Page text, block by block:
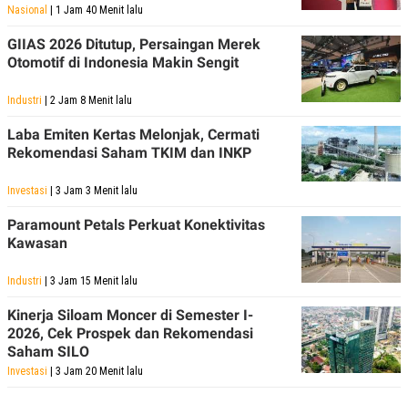
Nasional | 1 Jam 40 Menit lalu
GIIAS 2026 Ditutup, Persaingan Merek
Otomotif di Indonesia Makin Sengit
Industri | 2 Jam 8 Menit lalu
Laba Emiten Kertas Melonjak, Cermati
Rekomendasi Saham TKIM dan INKP
Investasi | 3 Jam 3 Menit lalu
Paramount Petals Perkuat Konektivitas
Kawasan
Industri | 3 Jam 15 Menit lalu
Kinerja Siloam Moncer di Semester I-
2026, Cek Prospek dan Rekomendasi
Saham SILO
Investasi | 3 Jam 20 Menit lalu